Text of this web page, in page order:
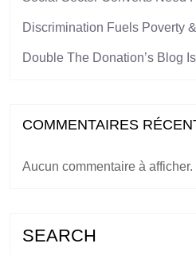
Discrimination Fuels Poverty
Double The Donation’s Blog
COMMENTAIRES
Aucun commentaire à afficher.
SEARCH